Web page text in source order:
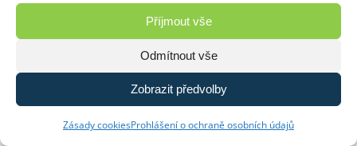
Příjmout vše
Odmítnout vše
Zobrazit předvolby
Zásady cookiesProhlášení o ochraně osobních údajů